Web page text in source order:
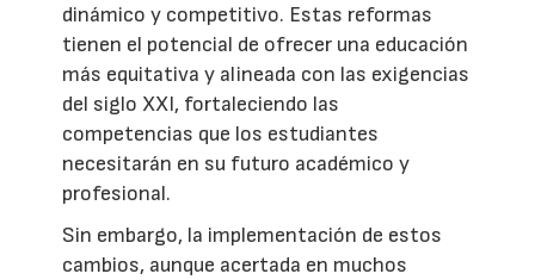
dinámico y competitivo. Estas reformas
tienen el potencial de ofrecer una educación
más equitativa y alineada con las exigencias
del siglo XXI, fortaleciendo las
competencias que los estudiantes
necesitarán en su futuro académico y
profesional.
Sin embargo, la implementación de estos
cambios, aunque acertada en muchos